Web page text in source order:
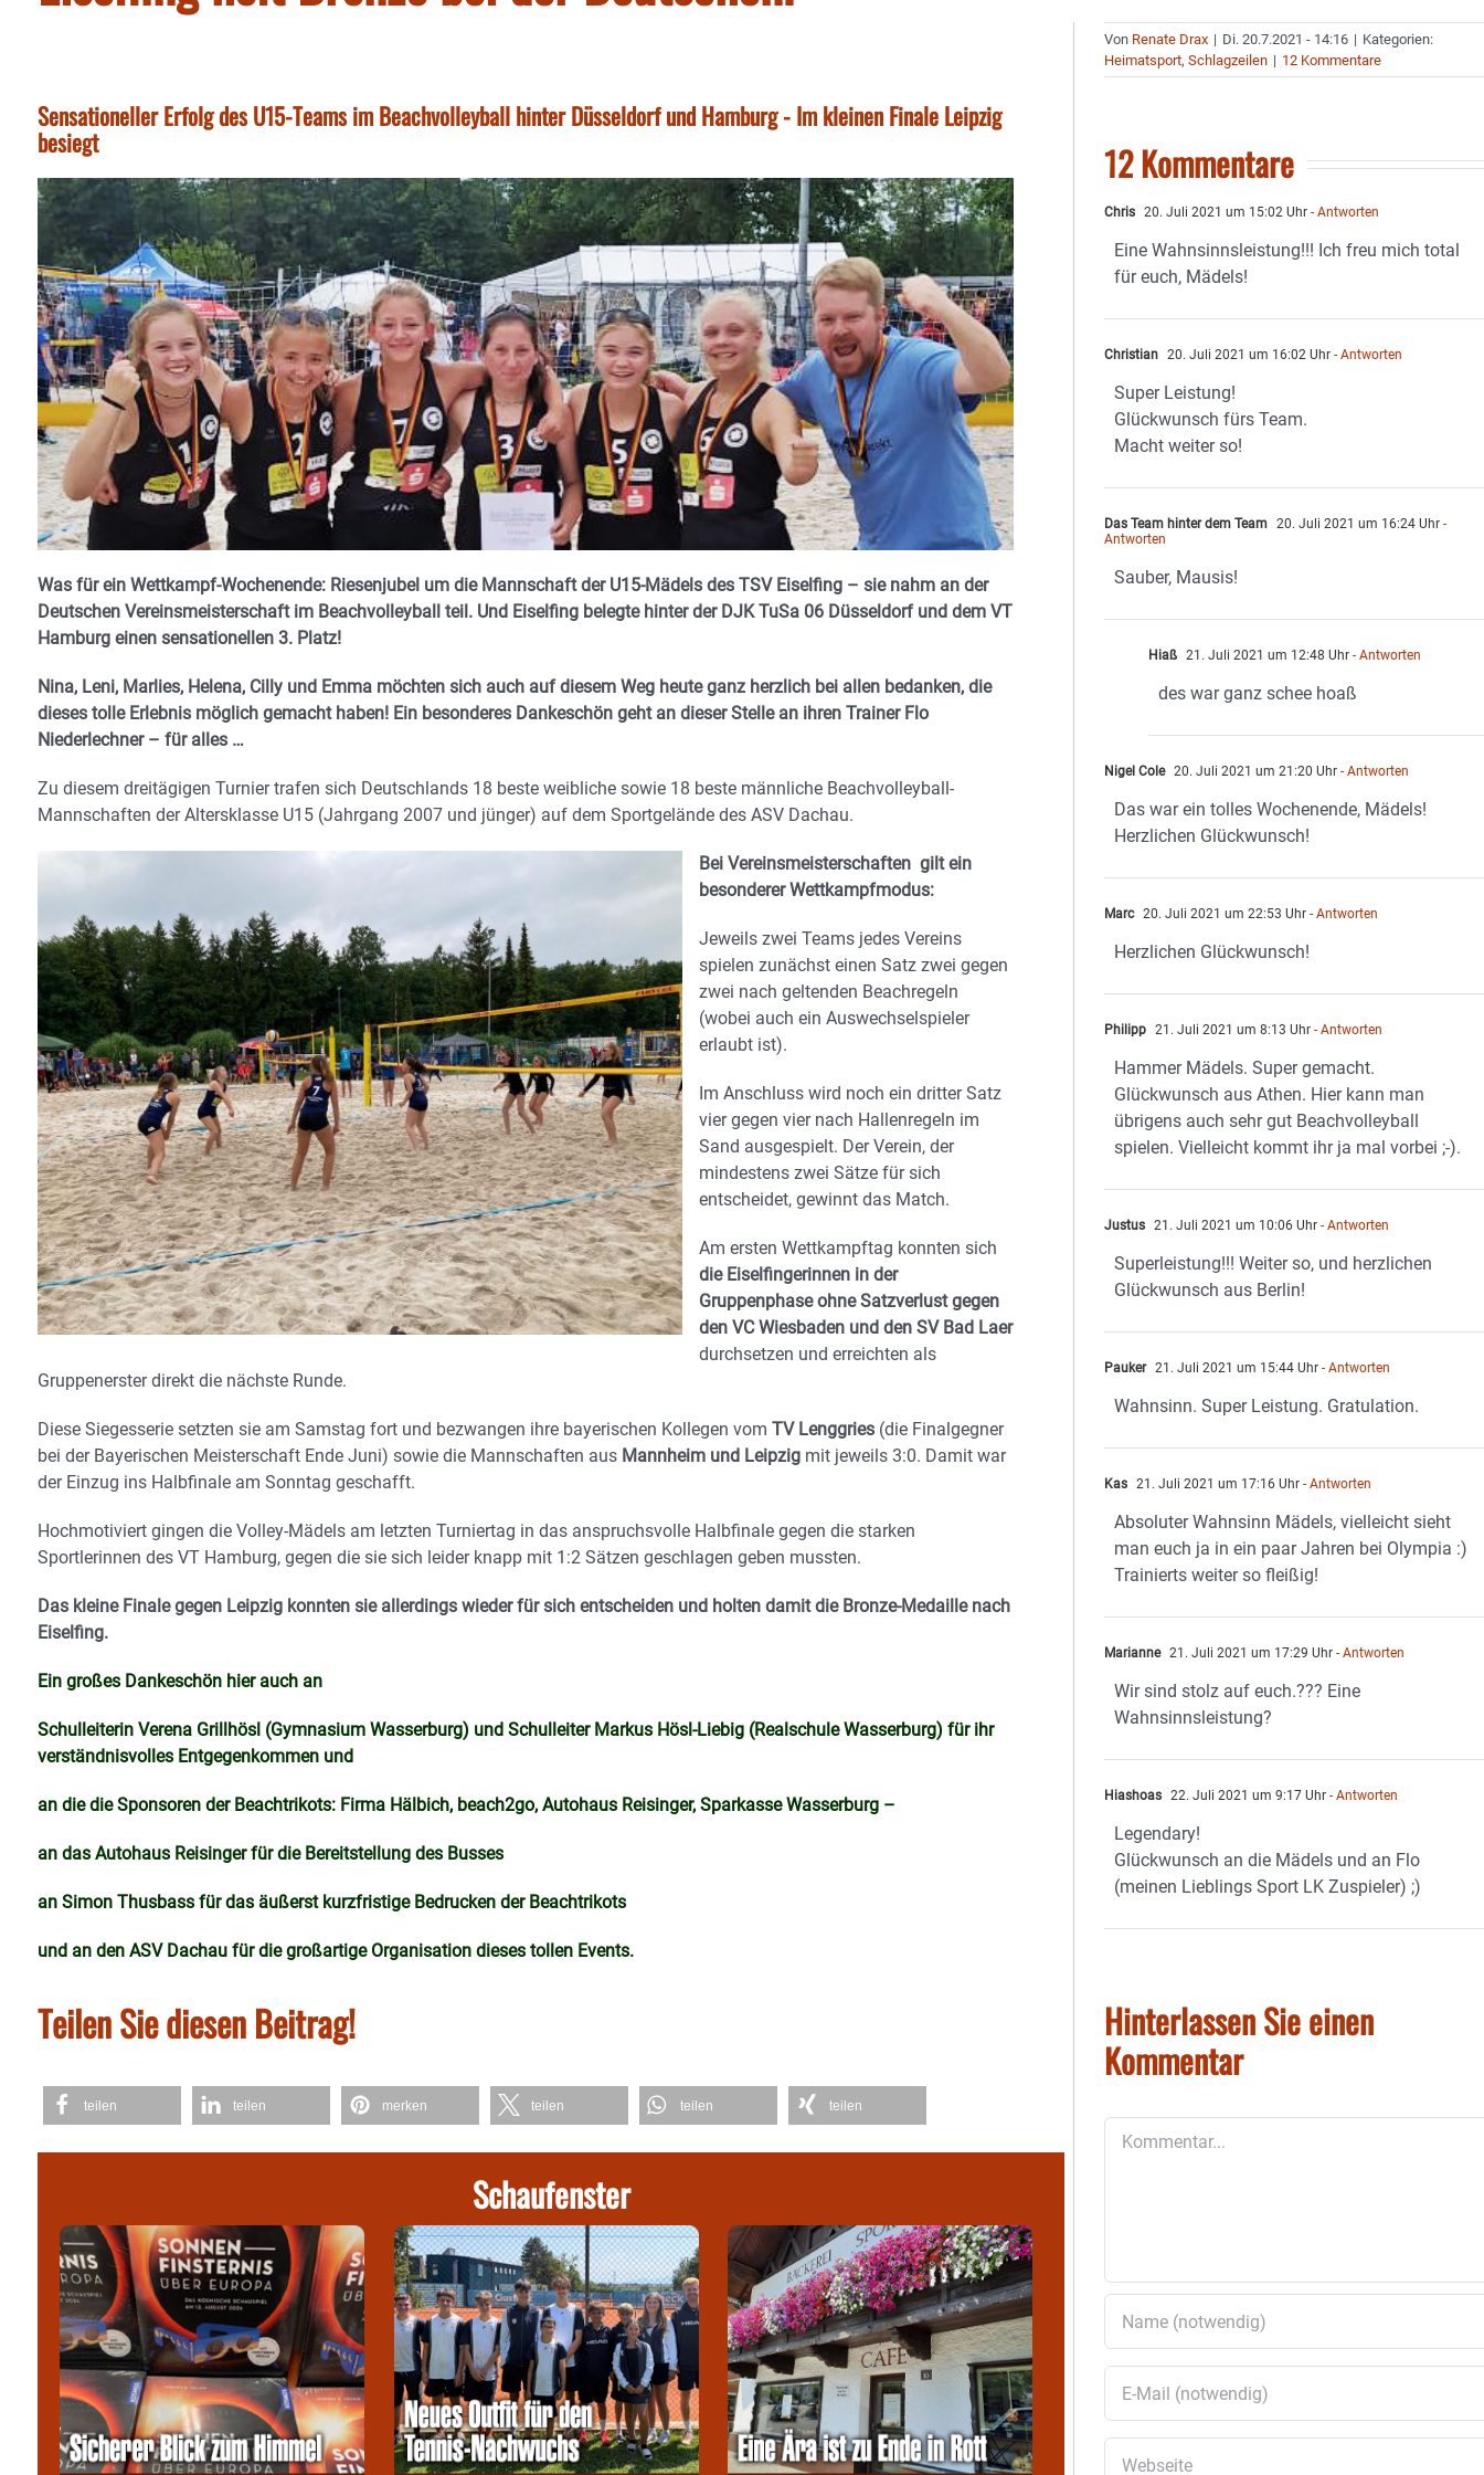
Sensationeller Erfolg des U15-Teams im Beachvolleyball hinter Düsseldorf und Hamburg - Im kleinen Finale Leipzig
besiegt
Was für ein Wettkampf-Wochenende: Riesenjubel um die Mannschaft der U15-Mädels des TSV Eiselfing – sie nahm an der
Deutschen Vereinsmeisterschaft im Beachvolleyball teil. Und Eiselfing belegte hinter der DJK TuSa 06 Düsseldorf und dem VT
Hamburg einen sensationellen 3. Platz!
Nina, Leni, Marlies, Helena, Cilly und Emma möchten sich auch auf diesem Weg heute ganz herzlich bei allen bedanken, die
dieses tolle Erlebnis möglich gemacht haben! Ein besonderes Dankeschön geht an dieser Stelle an ihren Trainer Flo
Niederlechner – für alles …
Zu diesem dreitägigen Turnier trafen sich Deutschlands 18 beste weibliche sowie 18 beste männliche Beachvolleyball-
Mannschaften der Altersklasse U15 (Jahrgang 2007 und jünger) auf dem Sportgelände des ASV Dachau.
Bei Vereinsmeisterschaften gilt ein
besonderer Wettkampfmodus:
Jeweils zwei Teams jedes Vereins
spielen zunächst einen Satz zwei gegen
zwei nach geltenden Beachregeln
(wobei auch ein Auswechselspieler
erlaubt ist).
Im Anschluss wird noch ein dritter Satz
vier gegen vier nach Hallenregeln im
Sand ausgespielt. Der Verein, der
mindestens zwei Sätze für sich
entscheidet, gewinnt das Match.
Am ersten Wettkampftag konnten sich
die Eiselfingerinnen in der
Gruppenphase ohne Satzverlust gegen
den VC Wiesbaden und den SV Bad Laer
durchsetzen und erreichten als
Gruppenerster direkt die nächste Runde.
Diese Siegesserie setzten sie am Samstag fort und bezwangen ihre bayerischen Kollegen vom TV Lenggries (die Finalgegner
bei der Bayerischen Meisterschaft Ende Juni) sowie die Mannschaften aus Mannheim und Leipzig mit jeweils 3:0. Damit war
der Einzug ins Halbfinale am Sonntag geschafft.
Hochmotiviert gingen die Volley-Mädels am letzten Turniertag in das anspruchsvolle Halbfinale gegen die starken
Sportlerinnen des VT Hamburg, gegen die sie sich leider knapp mit 1:2 Sätzen geschlagen geben mussten.
Das kleine Finale gegen Leipzig konnten sie allerdings wieder für sich entscheiden und holten damit die Bronze-Medaille nach
Eiselfing.
Ein großes Dankeschön hier auch an
Schulleiterin Verena Grillhösl (Gymnasium Wasserburg) und Schulleiter Markus Hösl-Liebig (Realschule Wasserburg) für ihr
verständnisvolles Entgegenkommen und
an die die Sponsoren der Beachtrikots: Firma Hälbich, beach2go, Autohaus Reisinger, Sparkasse Wasserburg –
an das Autohaus Reisinger für die Bereitstellung des Busses
an Simon Thusbass für das äußerst kurzfristige Bedrucken der Beachtrikots
und an den ASV Dachau für die großartige Organisation dieses tollen Events.
Teilen Sie diesen Beitrag!
teilen teilen merken teilen teilen teilen
Schaufenster
Von Renate Drax | Di. 20.7.2021 - 14:16 | Kategorien:
Heimatsport,Schlagzeilen | 12 Kommentare
12 Kommentare
Chris 20. Juli 2021 um 15:02 Uhr - Antworten
Eine Wahnsinnsleistung!!! Ich freu mich total
für euch, Mädels!
Christian 20. Juli 2021 um 16:02 Uhr - Antworten
Super Leistung!
Glückwunsch fürs Team.
Macht weiter so!
Das Team hinter dem Team 20. Juli 2021 um 16:24 Uhr -
Antworten
Sauber, Mausis!
Hiaß 21. Juli 2021 um 12:48 Uhr - Antworten
des war ganz schee hoaß
Nigel Cole 20. Juli 2021 um 21:20 Uhr - Antworten
Das war ein tolles Wochenende, Mädels!
Herzlichen Glückwunsch!
Marc 20. Juli 2021 um 22:53 Uhr - Antworten
Herzlichen Glückwunsch!
Philipp 21. Juli 2021 um 8:13 Uhr - Antworten
Hammer Mädels. Super gemacht.
Glückwunsch aus Athen. Hier kann man
übrigens auch sehr gut Beachvolleyball
spielen. Vielleicht kommt ihr ja mal vorbei ;-).
Justus 21. Juli 2021 um 10:06 Uhr - Antworten
Superleistung!!! Weiter so, und herzlichen
Glückwunsch aus Berlin!
Pauker 21. Juli 2021 um 15:44 Uhr - Antworten
Wahnsinn. Super Leistung. Gratulation.
Kas 21. Juli 2021 um 17:16 Uhr - Antworten
Absoluter Wahnsinn Mädels, vielleicht sieht
man euch ja in ein paar Jahren bei Olympia :)
Trainierts weiter so fleißig!
Marianne 21. Juli 2021 um 17:29 Uhr - Antworten
Wir sind stolz auf euch.??? Eine
Wahnsinnsleistung?
Hiashoas 22. Juli 2021 um 9:17 Uhr - Antworten
Legendary!
Glückwunsch an die Mädels und an Flo
(meinen Lieblings Sport LK Zuspieler) ;)
Hinterlassen Sie einen
Kommentar